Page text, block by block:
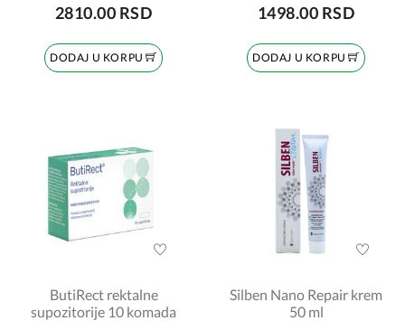
g
2810.00 RSD
DODAJ U KORPU
1498.00 RSD
DODAJ U KORPU
ButiRect rektalne
supozitorije 10 komada
Silben Nano Repair krem
50 ml